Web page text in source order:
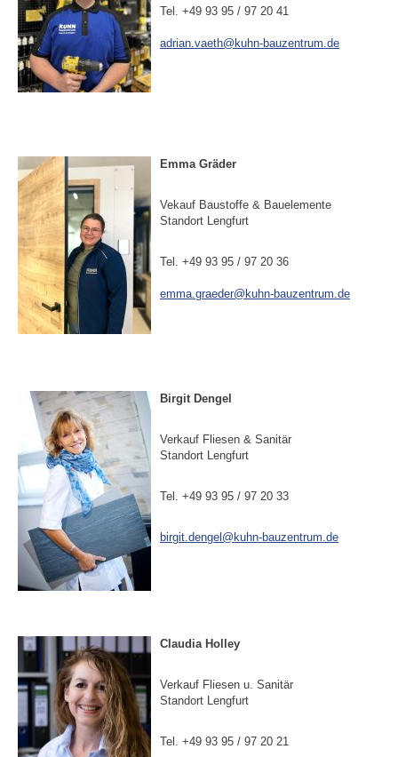
Tel. +49 93 95 / 97 20 41
adrian.vaeth@kuhn-bauzentrum.de
Emma Gräder
Vekauf Baustoffe & Bauelemente
Standort Lengfurt
Tel. +49 93 95 / 97 20 36
emma.graeder@kuhn-bauzentrum.de
Birgit Dengel
Verkauf Fliesen & Sanitär
Standort Lengfurt
Tel. +49 93 95 / 97 20 33
birgit.dengel@kuhn-bauzentrum.de
Claudia Holley
Verkauf Fliesen u. Sanitär
Standort Lengfurt
Tel. +49 93 95 / 97 20 21